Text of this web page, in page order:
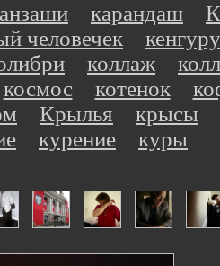
карандаш
человечек кенгуру
коллаж
космос котенок
Крылья крысы
курение куры